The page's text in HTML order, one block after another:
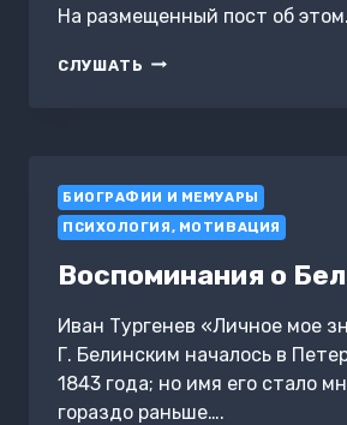
На размещенный пост об
СЛУШАТЬ ИНТЕРВЬЮ
БИОГРАФИИ И МЕМУАРЫ
ПСИХОЛОГИЯ, МОТИВАЦИЯ
Воспоминания о
Иван Тургенев «Личное мое
Г. Белинским началось в
1843 года; но имя его стало
гораздо раньше….